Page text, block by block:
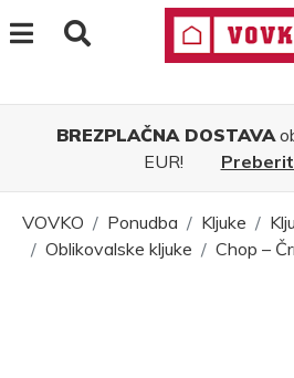
BREZPLAČNA DOSTAVA
EUR!
VOVKO Ponudba Kljuke
Oblikovalske kljuke
Chop –